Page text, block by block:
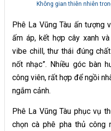
Không gian thiên nhiên
Phê La Vũng Tàu ấn tượng
ấm áp, kết hợp cây xanh
vibe chill, thư thái đúng
nốt nhạc”. Nhiều góc bàn
công viên, rất hợp để ngồi
ngắm cảnh.
Phê La Vũng Tàu phục vụ
chọn cà phê pha thủ công